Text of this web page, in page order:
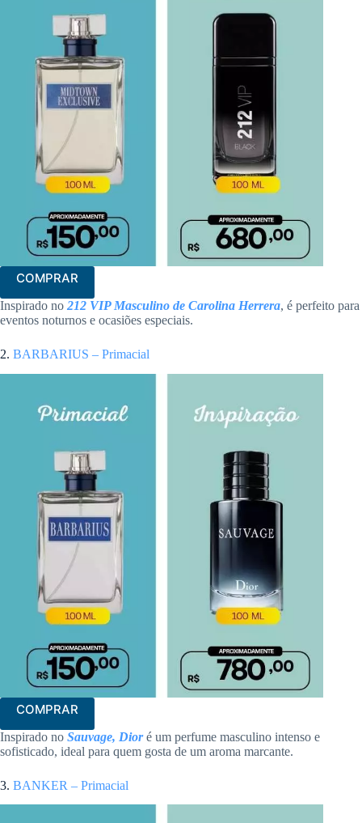
COMPRAR
Inspirado no 212 VIP Masculino de Carolina Herrera, é perfeito para
eventos noturnos e ocasiões especiais.
2. BARBARIUS – Primacial
COMPRAR
Inspirado no Sauvage, Dioré um perfume masculino intenso e
sofisticado, ideal para quem gosta de um aroma marcante.
3. BANKER – Primacial